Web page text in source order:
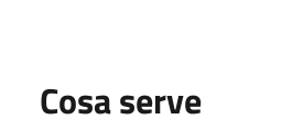
Cosa serve